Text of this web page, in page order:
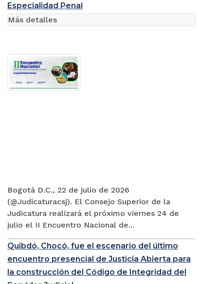
Especialidad Penal
Bogotá D.C., 22 de julio de 2026
(@Judicaturacsj). El Consejo Superior de la
Judicatura realizará el próximo viernes 24 de
julio el II Encuentro Nacional de...
Más detalles
Quibdó, Chocó, fue el escenario del último
encuentro presencial de Justicia Abierta para
la construcción del Código de Integridad del